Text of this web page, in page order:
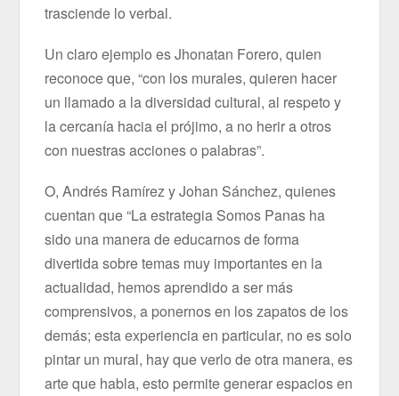
trasciende lo verbal.
Un claro ejemplo es Jhonatan Forero, quien
reconoce que, “con los murales, quieren hacer
un llamado a la diversidad cultural, al respeto y
la cercanía hacia el prójimo, a no herir a otros
con nuestras acciones o palabras”.
O, Andrés Ramírez y Johan Sánchez, quienes
cuentan que “La estrategia Somos Panas ha
sido una manera de educarnos de forma
divertida sobre temas muy importantes en la
actualidad, hemos aprendido a ser más
comprensivos, a ponernos en los zapatos de los
demás; esta experiencia en particular, no es solo
pintar un mural, hay que verlo de otra manera, es
arte que habla, esto permite generar espacios en